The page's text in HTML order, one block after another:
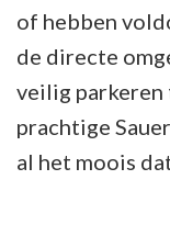
of hebben
de directe
veilig
prachtige
al het moois